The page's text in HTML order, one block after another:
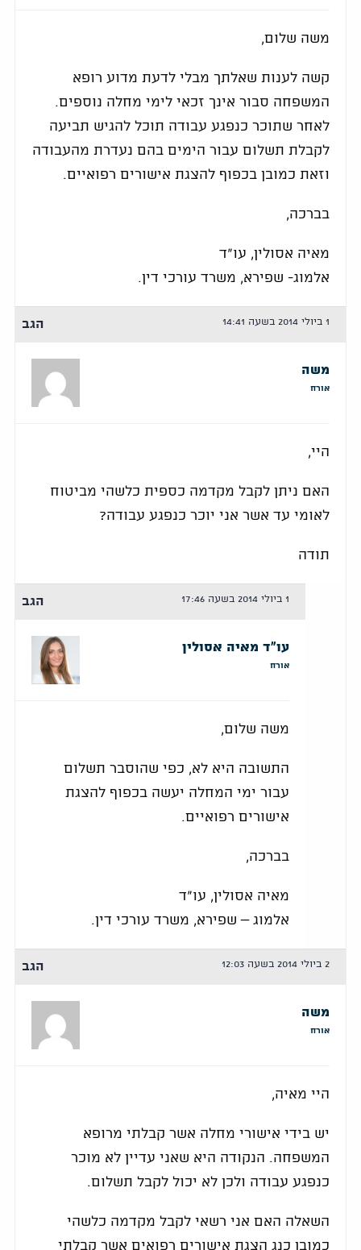
משה שלום,
קשה לענות שאלתך מבלי לדעת מדוע רופא
המשפחה סבור אינך זכאי לימי מחלה נוספים.
לאחר שתוכר כנפגע עבודה תוכל להגיש תביעה
לקבלת תשלום עבור הימים בהם נעדרת מהעבודה
וזאת כמובן בכפוף להצגת אישורים רפואיים.
בברכה,
מאיה אסולין, עו"ד
אלמוג- שפירא, משרד עורכי דין.
1 ביולי 2014 בשעה 14:41 הגב
משה
אורח
היי,
האם ניתן לקבל מקדמה כספית כלשהי מביטוח
לאומי עד אשר אני יוכר כנפגע עבודה?
תודה
1 ביולי 2014 בשעה 17:46 הגב
עו"ד מאיה אסולין
אורח
משה שלום,
התשובה היא לא, כפי שהוסבר תשלום
עבור ימי המחלה יעשה בכפוף להצגת
אישורים רפואיים.
בברכה,
מאיה אסולין, עו"ד
אלמוג – שפירא, משרד עורכי דין.
2 ביולי 2014 בשעה 12:03 הגב
משה
אורח
היי מאיה,
יש בידי אישורי מחלה אשר קבלתי מרופא
המשפחה. הנקודה היא שאני עדיין לא מוכר
כנפגע עבודה ולכן לא יכול לקבל תשלום.
השאלה האם אני רשאי לקבל מקדמה כלשהי
כמובן כנג הצגת אישורים רפואים אשר קבלתי